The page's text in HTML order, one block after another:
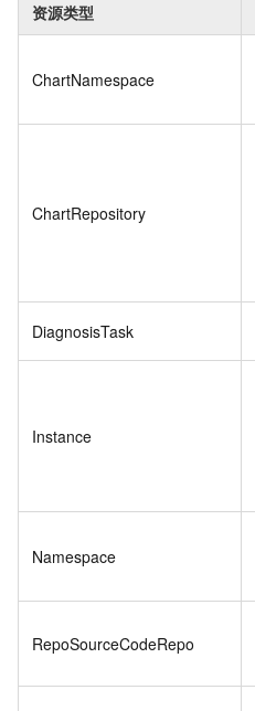
资源类型
ChartNamespace
ChartRepository
DiagnosisTask
Instance
Namespace
RepoSourceCodeRepo